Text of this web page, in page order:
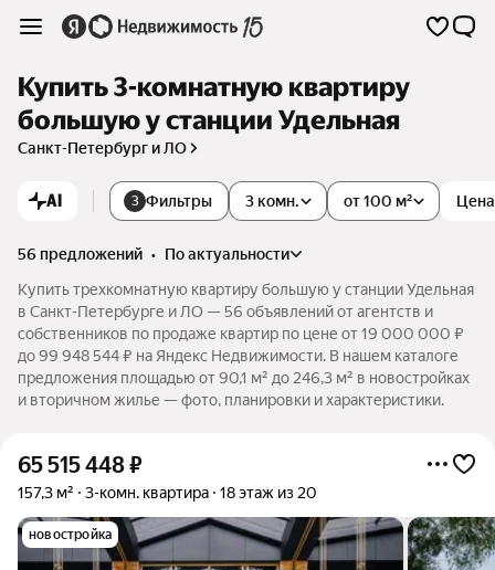
Купить 3-комнатную квартиру
большую у станции Удельная
Санкт-Петербург и ЛО
AI 3 Фильтры 3 комн. Цена
от 100 м²
56 предложений •
по актуальности
Купить трехкомнатную квартиру большую у станции Удельная
в Санкт-Петербурге и ЛО — 56 объявлений от агентств и
собственников по продаже квартир по цене от 19 000 000 ₽
до 99 948 544 ₽ на Яндекс Недвижимости. В нашем каталоге
предложения площадью от 90,1 м² до 246,3 м² в новостройках
и вторичном жилье — фото, планировки и характеристики.
65 515 448₽
157,3 м² 3-комн. квартира 18 этаж из 20
новостройка